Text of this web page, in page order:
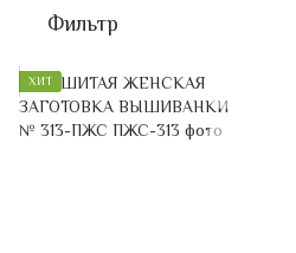
Фильтр
ХИТ